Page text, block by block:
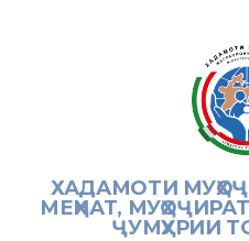
ХАДАМОТИ
МЕҲНАТ,
ҶУМҲУРИИ